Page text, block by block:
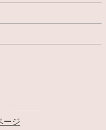
ージ